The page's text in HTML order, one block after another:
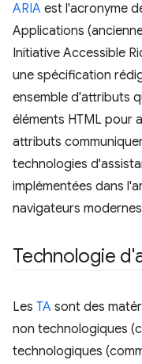
ARIA est l'acronyme
Applications
Initiative Accessible
une spécification
ensemble d'attributs
éléments HTML pour
attributs
technologies
implémentées dans
navigateurs
Technologie
Les TA sont des
non technologiques
technologiques